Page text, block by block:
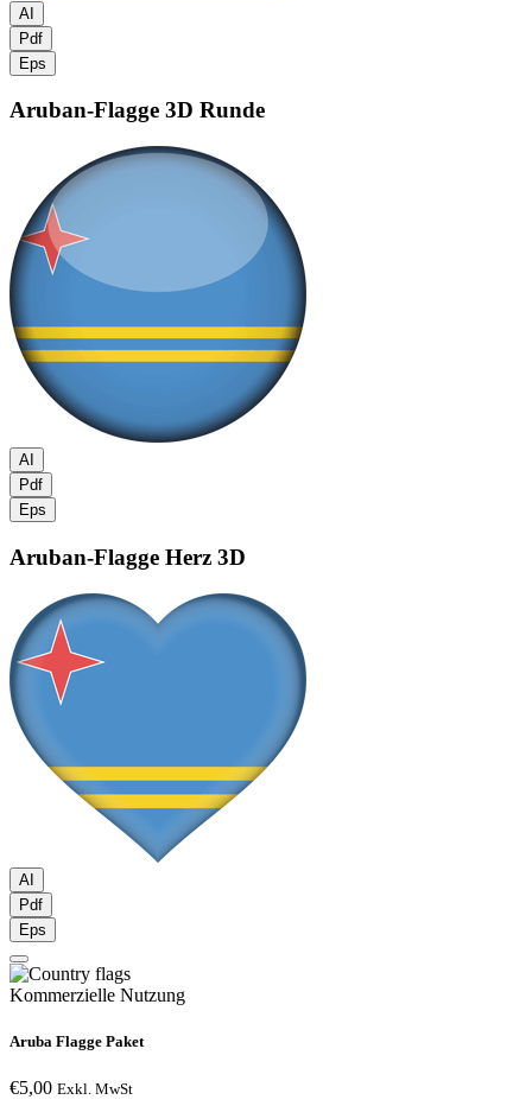
AI
Pdf
Eps
Aruban-Flagge 3D Runde
AI
Pdf
Eps
Aruban-Flagge Herz 3D
AI
Pdf
Eps
Kommerzielle Nutzung
Aruba Flagge Paket
€5,00 Exkl. MwSt